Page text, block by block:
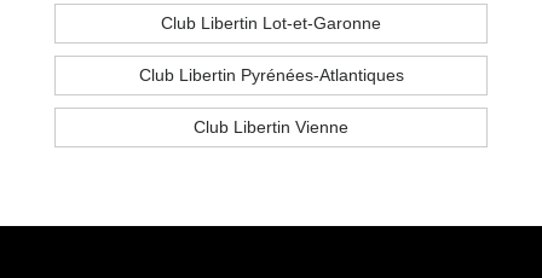
Club Libertin Lot-et-Garonne
Club Libertin Pyrénées-Atlantiques
Club Libertin Vienne